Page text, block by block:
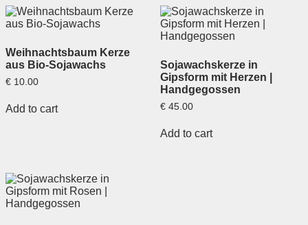
Weihnachtsbaum Kerze
aus Bio-Sojawachs
€ 10.00
Add to cart
Sojawachskerze in
Gipsform mit Herzen |
Handgegossen
€45.00
Add to cart